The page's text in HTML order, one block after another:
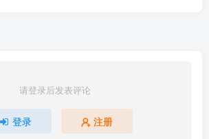
请登录后发表评论
登录 注册